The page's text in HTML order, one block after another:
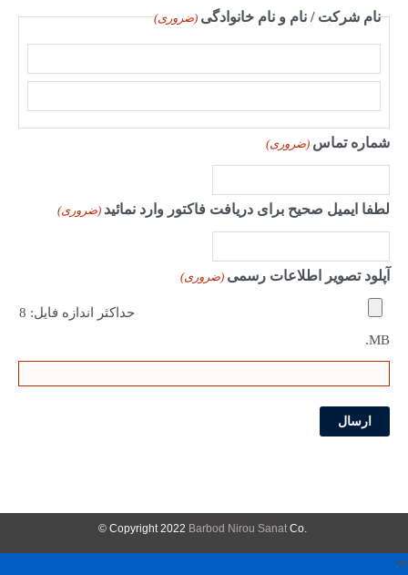
نام شرکت / نام و نام خانوادگی (ضروری)
شماره تماس (ضروری)
لطفا ایمیل صحیح برای دریافت فاکتور وارد نمائید (ضروری)
آپلود تصویر اطلاعات رسمی (ضروری)
حداکثر اندازه فایل: 8
MB.
.Copyright 2022
Barbod Nirou SanatCo ©